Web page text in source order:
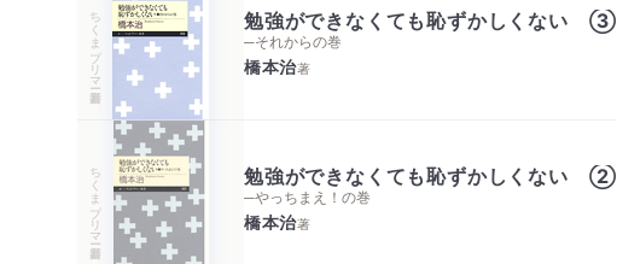
ちくまプリマー新書 勉強ができなくても恥ずかしくない ③
─それからの巻
橋本治著
ちくまプリマー新書 勉強ができなくても恥ずかしくない ②
─やっちまえ！の巻
橋本治著